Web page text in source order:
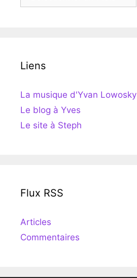
Liens
La musique d'Yvan Lowosky
Le blog à Yves
Le site à Steph
Flux RSS
Articles
Commentaires